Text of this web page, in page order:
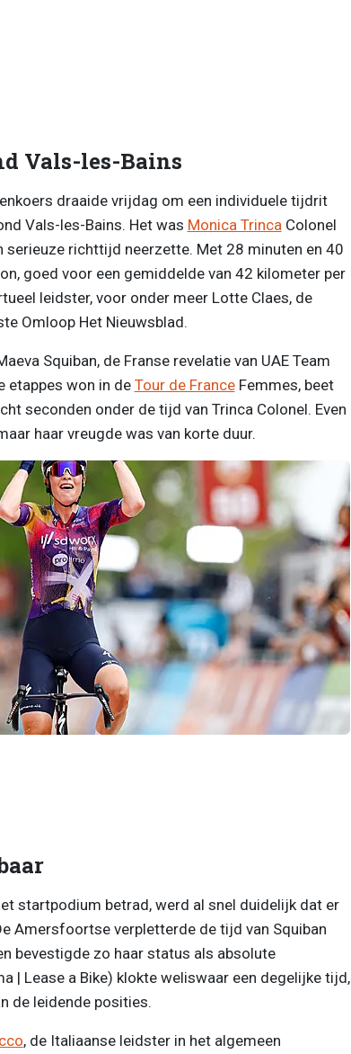
Vals-les-Bains
draaide vrijdag om een individuele tijdrit
Vals-les-Bains. Het was Monica Trinca Colonel
serieuze richttijd neerzette. Met 28 minuten en 40
goed voor een gemiddelde van 42 kilometer per
leidster, voor onder meer Lotte Claes, de
Omloop Het Nieuwsblad.
Squiban, de Franse revelatie van UAE Team
etappes won in de Tour de FranceFemmes, beet
seconden onder de tijd van Trinca Colonel. Even
haar vreugde was van korte duur.
startpodium betrad, werd al snel duidelijk dat er
Amersfoortse verpletterde de tijd van Squiban
bevestigde zo haar status als absolute
| Lease a Bike) klokte weliswaar een degelijke tijd,
de leidende posities.
, de Italiaanse leidster in het algemeen